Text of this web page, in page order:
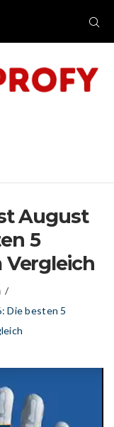
August
5
/
Die besten 5